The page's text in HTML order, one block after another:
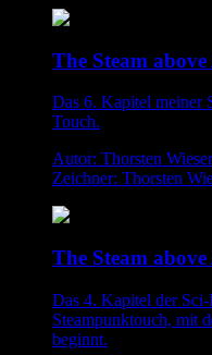
The Steam
Das 6. Kapitel meiner
Touch.
Autor: Thorsten Wieser
Zeichner: Thorsten
The Steam
Das 4. Kapitel der
Steampunktouch, mit
beginnt.